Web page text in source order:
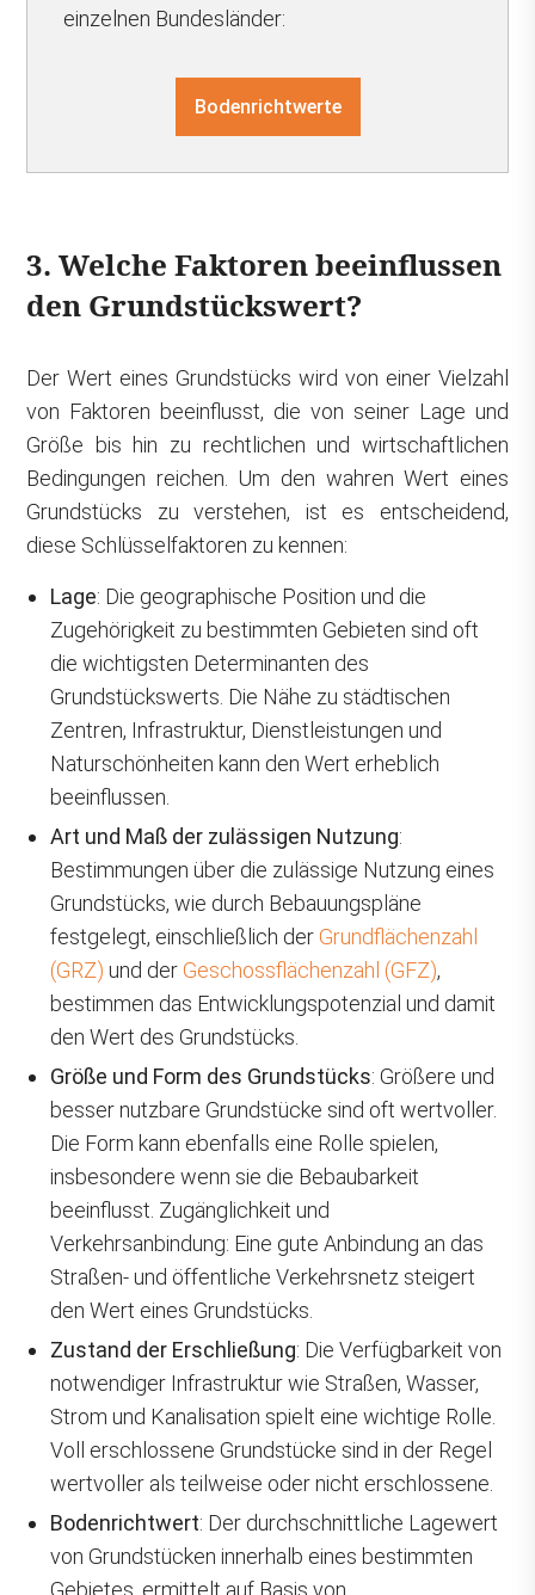
einzelnen Bundesländer:
Bodenrichtwerte
3. Welche Faktoren beeinflussen
den Grundstückswert?
Der Wert eines Grundstücks wird von einer Vielzahl
von Faktoren beeinflusst, die von seiner Lage und
Größe bis hin zu rechtlichen und wirtschaftlichen
Bedingungen reichen. Um den wahren Wert eines
Grundstücks zu verstehen, ist es entscheidend,
diese Schlüsselfaktoren zu kennen:
Lage: Die geographische Position und die
Zugehörigkeit zu bestimmten Gebieten sind oft
die wichtigsten Determinanten des
Grundstückswerts. Die Nähe zu städtischen
Zentren, Infrastruktur, Dienstleistungen und
Naturschönheiten kann den Wert erheblich
beeinflussen.
Art und Maß der zulässigen Nutzung:
Bestimmungen über die zulässige Nutzung eines
Grundstücks, wie durch Bebauungspläne
festgelegt, einschließlich der Grundflächenzahl
(GRZ) und der Geschossflächenzahl (GFZ),
bestimmen das Entwicklungspotenzial und damit
den Wert des Grundstücks.
Größe und Form des Grundstücks: Größere und
besser nutzbare Grundstücke sind oft wertvoller.
Die Form kann ebenfalls eine Rolle spielen,
insbesondere wenn sie die Bebaubarkeit
beeinflusst. Zugänglichkeit und
Verkehrsanbindung: Eine gute Anbindung an das
Straßen- und öffentliche Verkehrsnetz steigert
den Wert eines Grundstücks.
Zustand der Erschließung: Die Verfügbarkeit von
notwendiger Infrastruktur wie Straßen, Wasser,
Strom und Kanalisation spielt eine wichtige Rolle.
Voll erschlossene Grundstücke sind in der Regel
wertvoller als teilweise oder nicht erschlossene.
Bodenrichtwert: Der durchschnittliche Lagewert
von Grundstücken innerhalb eines bestimmten
Gebietes, ermittelt auf Basis von